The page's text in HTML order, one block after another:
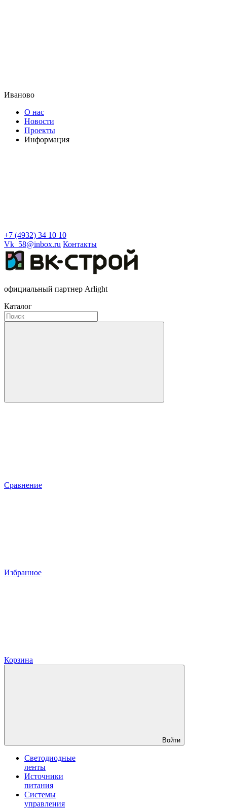
Иваново
О нас
Новости
Проекты
Информация
+7 (4932) 34 10 10
Vk_58@inbox.ru Контакты
официальный партнер Arlight
Каталог
Сравнение
Избранное
Корзина
Войти
Светодиодные
ленты
Источники
питания
Системы
управления